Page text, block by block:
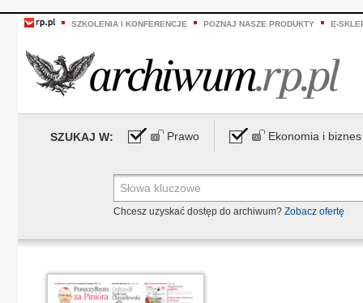
SZKOLENIA I KONFERENCJE POZNAJ NASZE PRODUKTY E-
SZUKAJ W: Prawo Ekonomia i biznes
Chcesz uzyskać dostęp do archiwum? Zobacz ofertę